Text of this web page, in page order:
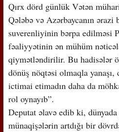
Qırx dörd günlük Vətən
Qələbə və Azərbaycanın
suverenliyinin bərpa edilməsi
fəaliyyətinin ən mühüm
qiymətləndirilir. Bu hadisələr
dönüş nöqtəsi olmaqla yanaşı,
ictimai etimadın daha da
rol oynayıb”.
Deputat əlavə edib ki,
münaqişələrin artdığı bir